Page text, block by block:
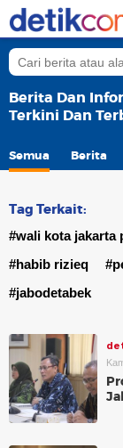
Berita Dan
Terkini Dan
Semua Berita
Tag Terkait:
#wali kota jakarta
#habib rizieq
#jabodetabek